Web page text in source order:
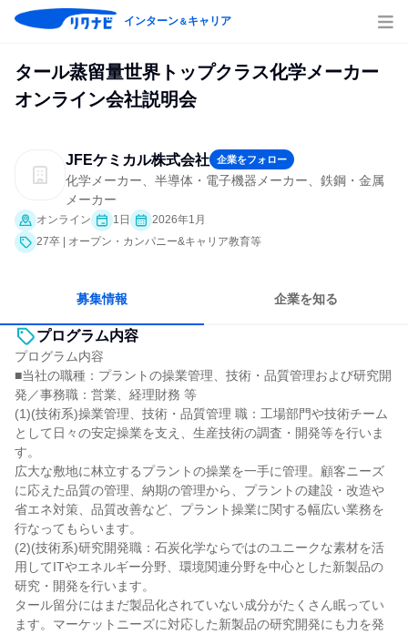
インターン＆キャリア
タール蒸留量世界トップクラス化学メーカー
オンライン会社説明会
JFEケミカル株式会社 企業をフォロー
化学メーカー、半導体・電子機器メーカー、鉄鋼・金属
メーカー
オンライン 1日
2026年1月
27卒 | オープン・カンパニー&キャリア教育等
募集情報 企業を知る
プログラム内容
プログラム内容
■当社の職種：プラントの操業管理、技術・品質管理および研究開
発／事務職：営業、経理財務 等
(1)(技術系)操業管理、技術・品質管理 職：工場部門や技術チーム
として日々の安定操業を支え、生産技術の調査・開発等を行いま
す。
広大な敷地に林立するプラントの操業を一手に管理。顧客ニーズ
に応えた品質の管理、納期の管理から、プラントの建設・改造や
省エネ対策、品質改善など、プラント操業に関する幅広い業務を
行なってもらいます。
(2)(技術系)研究開発職：石炭化学ならではのユニークな素材を活
用してITやエネルギー分野、環境関連分野を中心とした新製品の
研究・開発を行います。
タール留分にはまだ製品化されていない成分がたくさん眠ってい
ます。マーケットニーズに対応した新製品の研究開発にも力を発